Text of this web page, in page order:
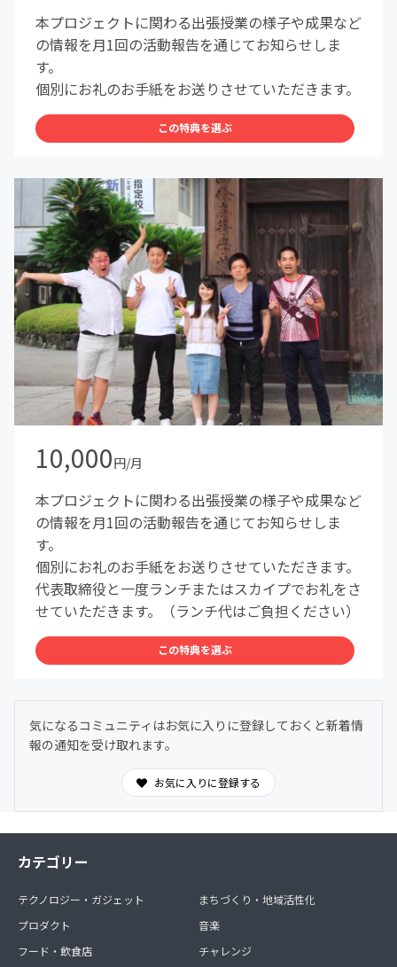
本プロジェクトに関わる出張授業の様子や成果など
の情報を月1回の活動報告を通じてお知らせしま
す。
個別にお礼のお手紙をお送りさせていただきます。
この特典を選ぶ
10,000円/月
本プロジェクトに関わる出張授業の様子や成果など
の情報を月1回の活動報告を通じてお知らせしま
す。
個別にお礼のお手紙をお送りさせていただきます。
代表取締役と一度ランチまたはスカイプでお礼をさ
せていただきます。（ランチ代はご負担ください）
この特典を選ぶ
気になるコミュニティはお気に入りに登録しておくと新着情
報の通知を受け取れます。
お気に入りに登録する
カテゴリー
テクノロジー・ガジェット
プロダクト
フード・飲食店
まちづくり・地域活性化
音楽
チャレンジ